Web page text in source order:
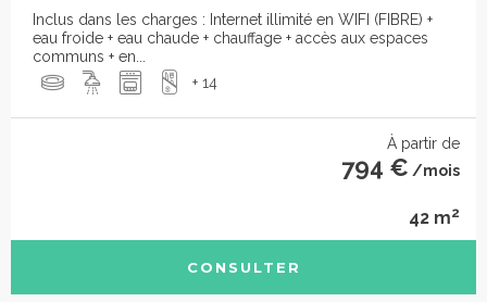
Inclus dans les charges : Internet illimité en WIFI (FIBRE) +
eau froide + eau chaude + chauffage + accès aux espaces
communs + en...
+ 14
À partir de
794 € /mois
42 m2
CONSULTER